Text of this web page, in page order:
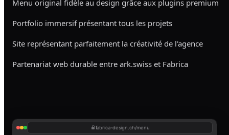
Menu original fidèle au design grâce aux plugins premium
Portfolio immersif présentant tous les projets
Site représentant parfaitement la créativité de l'agence
Partenariat web durable entre ark.swiss et Fabrica
fabrica-design.ch/menu